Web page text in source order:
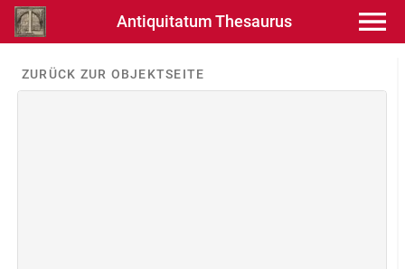
Antiquitatum Thesaurus
ZURÜCK ZUR OBJEKTSEITE